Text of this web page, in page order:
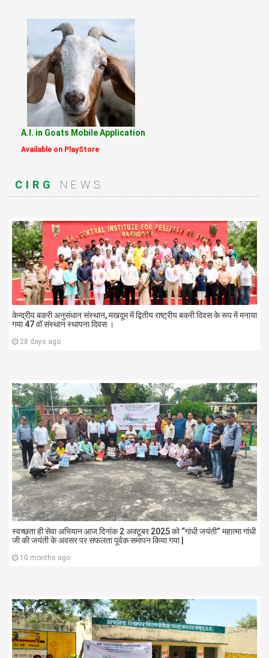
A.I. in Goats Mobile Application
Available on PlayStore
CIRG NEWS
केन्द्रीय बकरी अनुसंधान संस्थान, मखदूम में द्वितीय राष्ट्रीय बकरी दिवस के रूप में मनाया
गया 47 वॉ संस्थान स्थापना दिवस ।
28 days ago
स्वच्छता ही सेवा अभियान आज दिनांक 2 अक्टूबर 2025 को “गांधी जयंती” महात्मा गांधी
जी की जयंती के अवसर पर सफलता पूर्वक समापन किया गया |
10 months ago